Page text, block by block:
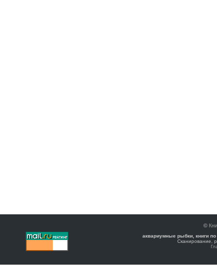
©
аквариумные рыбки, книги
Сканирование,